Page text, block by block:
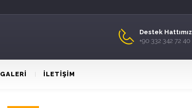
Destek Hattımız
+90 332 342 72 40
GALERİ İLETİŞİM